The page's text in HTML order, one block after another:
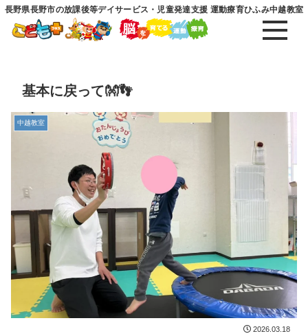
長野県長野市の放課後等デイサービス・児童発達支援 運動療育ひふみ中越教室
基本に戻って👐👣
中越教室
2026.03.18